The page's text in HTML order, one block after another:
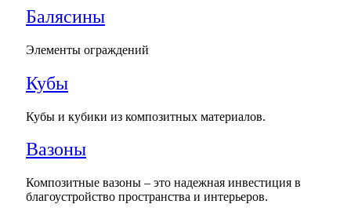
Балясины
Элементы ограждений
Кубы
Кубы и кубики из композитных материалов.
Вазоны
Композитные вазоны – это надежная инвестиция в
благоустройство пространства и интерьеров.